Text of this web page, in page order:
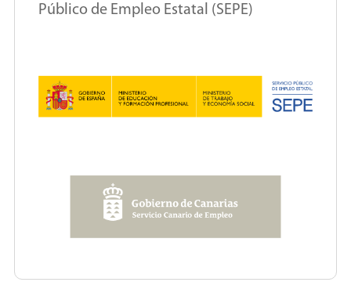
Público de Empleo Estatal (SEPE)